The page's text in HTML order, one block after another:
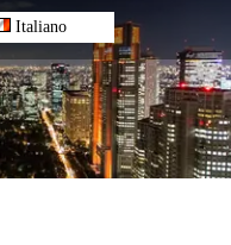
Italiano